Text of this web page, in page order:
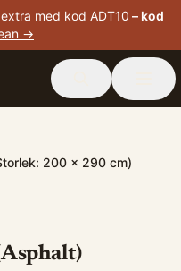
med kod ADT10 – kod
→
200 x 290 cm)